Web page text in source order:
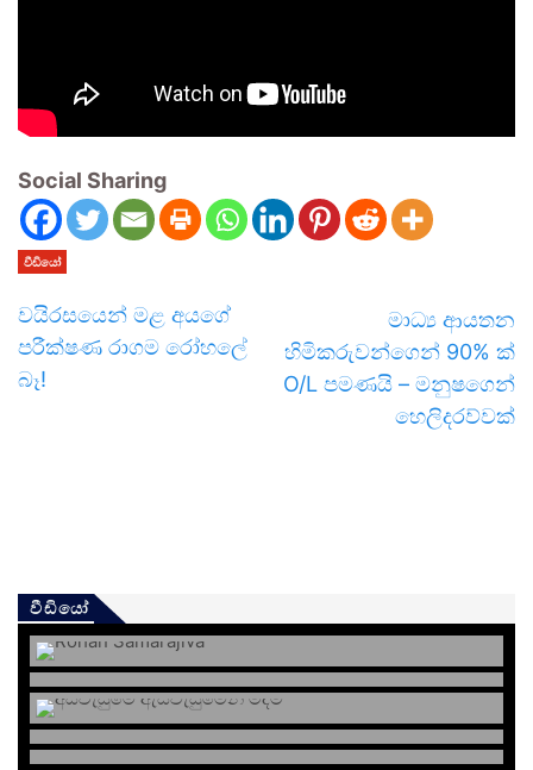
Social Sharing
වීඩියෝ
වයිරසයෙන් මළ අයගේ
පරීක්ෂණ රාගම රෝහලේ
බෑ!
මාධ්‍ය ආයතන
හිමිකරුවන්ගෙන් 90% ක්
O/L පමණයි – මනුෂගෙන්
හෙලිදරව්වක්
වීඩියෝ